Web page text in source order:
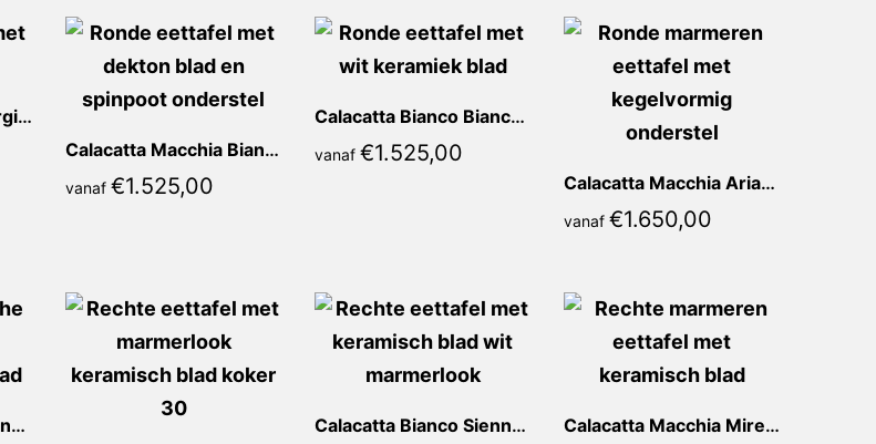
Calacatta Bianco Giorgia Rond
Calacatta Macchia Bianca Rond
vanaf €1.525,00
Calacatta Bianco Bianca Rond
vanaf €1.525,00
vanaf€1.650,00
vanaf€1.570,00 vanaf€1.770,00